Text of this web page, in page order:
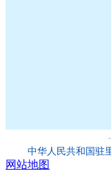
中华人民共和国驻
网站地图